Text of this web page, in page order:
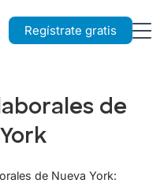
Regístrate gratis
de
de Nueva York: